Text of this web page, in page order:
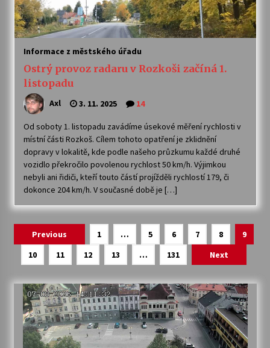
Informace z městského úřadu
Ostrý provoz radaru v Rozkoši začíná 1.
listopadu
Axl 3. 11. 2025 14
Od soboty 1. listopadu zavádíme úsekové měření rychlosti v
místní části Rozkoš. Cílem tohoto opatření je zklidnění
dopravy v lokalitě, kde podle našeho průzkumu každé druhé
vozidlo překročilo povolenou rychlost 50 km/h. Výjimkou
nebyli ani řidiči, kteří touto částí projížděli rychlostí 179, či
dokonce 204 km/h. V současné době je […]
Navigace
pro
příspěvky
Previous 1 … 5 6 7 8
9
10
11 12 13 … 131 Next